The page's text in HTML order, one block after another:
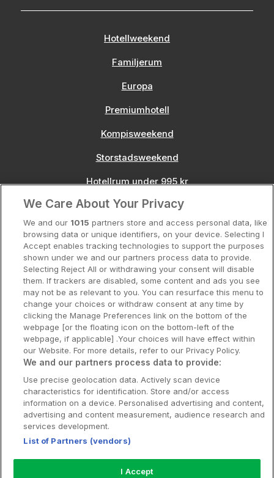
Hotellweekend
Familjerum
Europa
Premiumhotell
Kompisweekend
Storstadsweekend
Hotellrum under 995 kr
Spahotell
Sydsverige
Om Hotellpremien
Nya hotell
Stadsweekend
Booking Enquiries:info@hotellpremien.se
Hotellsupport:scandinavian@digibreaks.com
Hotellpremien.se av en del av Coop
Sverige. Coop Sverige 171 88 Solna,
Telefon: 010-742 00 00, Org.nr: 556710-
We Care About Your Privacy
We and our 1015 partners store and access personal data, like
browsing data or unique identifiers, on your device. Selecting I
Accept enables tracking technologies to support the purposes
shown under we and our partners process data to provide.
Selecting Reject All or withdrawing your consent will disable
them. If trackers are disabled, some content and ads you see
may not be as relevant to you. You can resurface this menu to
change your choices or withdraw consent at any time by
clicking the Manage Preferences link on the bottom of the
webpage [or the floating icon on the bottom-left of the
webpage, if applicable] .Your choices will have effect within
our Website. For more details, refer to our Privacy Policy.
We and our partners process data to provide:
Use precise geolocation data. Actively scan device
characteristics for identification. Store and/or access
information on a device. Personalised advertising and content,
advertising and content measurement, audience research and
services development.
List of Partners (vendors)
I Accept